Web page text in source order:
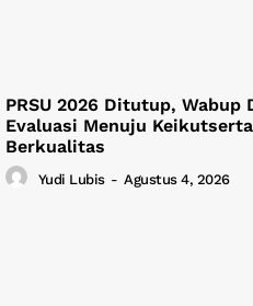
PRSU 2026 Ditutup, Wabup
Evaluasi Menuju
Berkualitas
Yudi Lubis - Agustus 4, 2026